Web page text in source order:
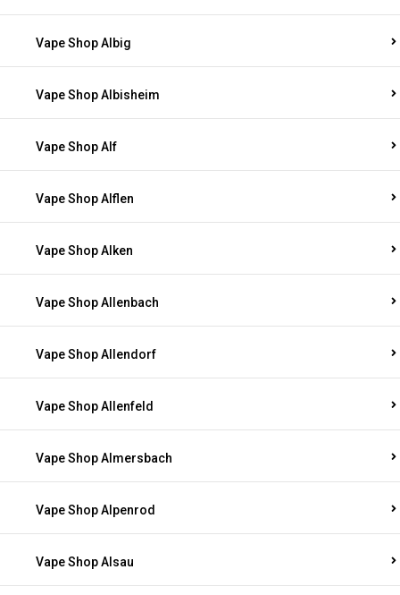
Vape Shop Albig
Vape Shop Albisheim
Vape Shop Alf
Vape Shop Alflen
Vape Shop Alken
Vape Shop Allenbach
Vape Shop Allendorf
Vape Shop Allenfeld
Vape Shop Almersbach
Vape Shop Alpenrod
Vape Shop Alsau